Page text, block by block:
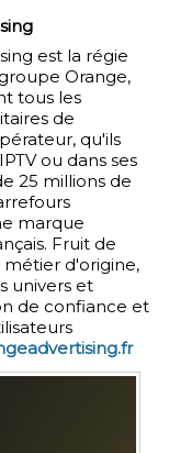
est la régie
Orange,
tous les
de
qu'ils
ou dans ses
25 millions de
marque
Fruit de
métier d'origine,
univers et
de confiance et